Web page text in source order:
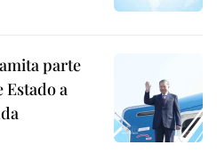
parte
Estado a